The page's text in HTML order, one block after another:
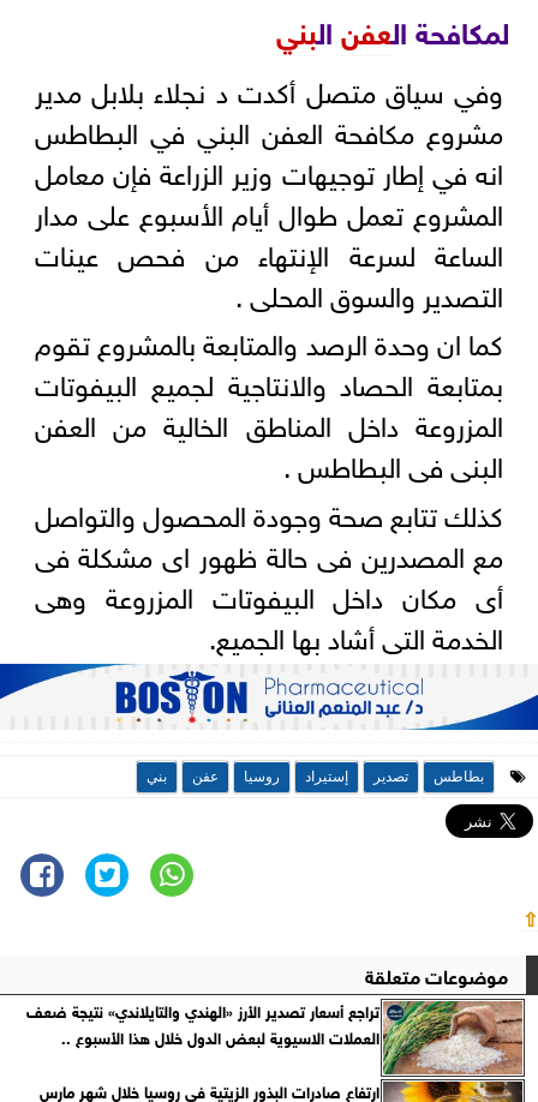
لمكافحة العفنالبني
وفي سياق متصل أكدت د نجلاء بلابل مدير
مشروع مكافحة العفن البني في البطاطس
انه في إطار توجيهات وزير الزراعة فإن معامل
المشروع تعمل طوال أيام الأسبوع على مدار
الساعة لسرعة الإنتهاء من فحص عينات
التصدير والسوق المحلى .
كما ان وحدة الرصد والمتابعة بالمشروع تقوم
بمتابعة الحصاد والانتاجية لجميع البيفوتات
المزروعة داخل المناطق الخالية من العفن
البنى فى البطاطس .
كذلك تتابع صحة وجودة المحصول والتواصل
مع المصدرين فى حالة ظهور اى مشكلة فى
أى مكان داخل البيفوتات المزروعة وهى
الخدمة التى أشاد بها الجميع.
بطاطس تصدير إستيراد روسيا عفن بني
⇧
موضوعات متعلقة
تراجع أسعار تصدير الأرز «الهندي والتايلاندي» نتيجة ضعف
العملات الاسيوية لبعض الدول خلال هذا الأسبوع ..
ارتفاع صادرات البذور الزيتية في روسيا خلال شهر مارس